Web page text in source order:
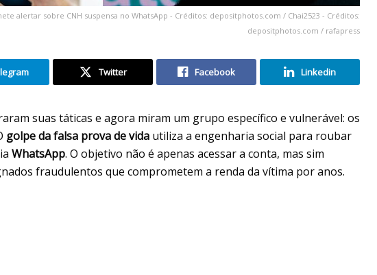
alertar sobre CNH suspensa no WhatsApp - Créditos: depositphotos.com / Chai2523 - Créditos:
depositphotos.com / rafapress
Twitter Facebook Linkedin
suas táticas e agora miram um grupo específico e vulnerável: os
golpe da falsa prova de vida utiliza a engenharia social para roubar
WhatsApp. O objetivo não é apenas acessar a conta, mas sim
fraudulentos que comprometem a renda da vítima por anos.